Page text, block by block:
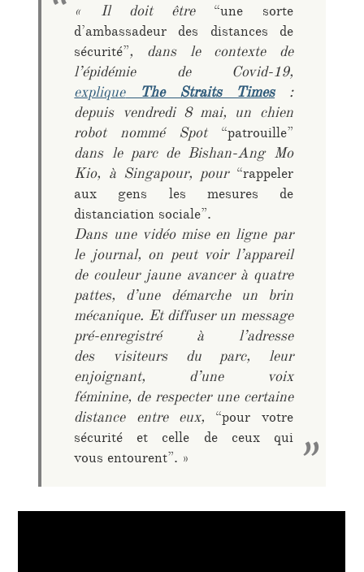
« Il doit être “une sorte
d’ambassadeur des distances de
sécurité”, dans le contexte de
l’épidémie de Covid-19,
expliqueThe Straits Times:
depuis vendredi 8 mai, un chien
robot nommé Spot “patrouille”
dans le parc de Bishan-Ang Mo
Kio, à Singapour, pour “rappeler
aux gens les mesures de
distanciation sociale”.
Dans une vidéo mise en ligne par
le journal, on peut voir l’appareil
de couleur jaune avancer à quatre
pattes, d’une démarche un brin
mécanique. Et diffuser un message
pré-enregistré à l’adresse
des visiteurs du parc, leur
enjoignant, d’une voix
féminine, de respecter une certaine
distance entre eux, “pour votre
sécurité et celle de ceux qui
vous entourent”. »